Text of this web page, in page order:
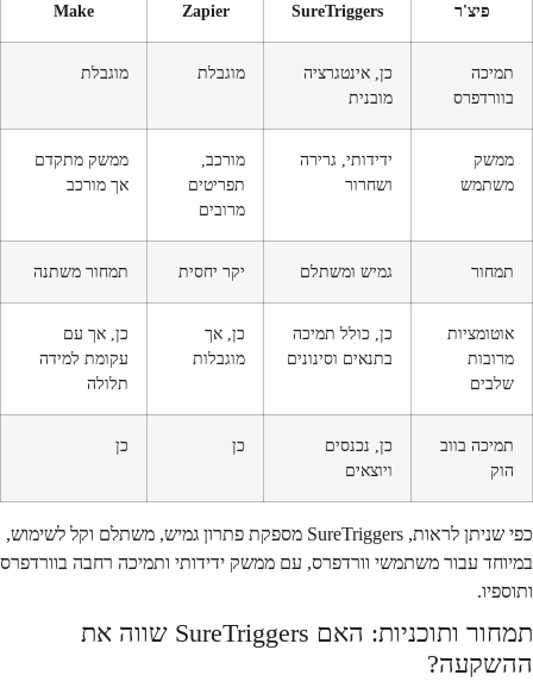
פיצ'ר SureTriggers
Zapier
Make
תמיכה
בוורדפרס
כן, אינטגרציה
מובנית
מוגבלת מוגבלת
ממשק
משתמש
ידידותי, גרירה
ושחרור
מורכב,
תפריטים
מרובים
ממשק מתקדם
אך מורכב
תמחור גמיש ומשתלם יקר יחסית תמחור משתנה
אוטומציות
מרובות
שלבים
כן, כולל תמיכה
בתנאים וסינונים
כן, אך
מוגבלות
כן, אך עם
עקומת למידה
תלולה
תמיכה בווב
הוק
כן, נכנסים
ויוצאים
כן כן
כפי שניתן לראות, SureTriggers מספקת פתרון גמיש, משתלם וקל לשימוש,
במיוחד עבור משתמשי וורדפרס, עם ממשק ידידותי ותמיכה רחבה בוורדפרס
ותוספיו.
תמחור ותוכניות: האם SureTriggers שווה את
ההשקעה?